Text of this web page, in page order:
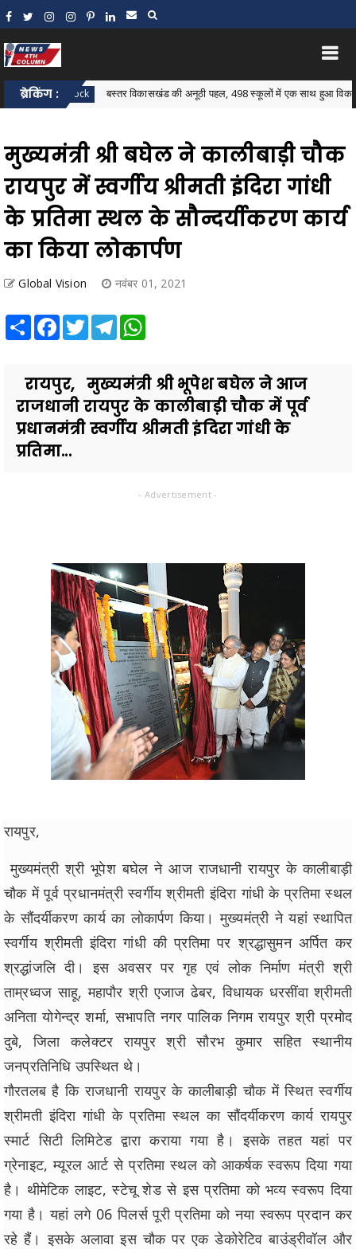
ब्रेकिंग :
Block बस्तर विकासखंड की अनूठी पहल, 498 स्कूलों में एक साथ हुआ विकासखंड स्तरीय
मुख्यमंत्री श्री बघेल ने कालीबाड़ी चौक
रायपुर में स्वर्गीय श्रीमती इंदिरा गांधी
के प्रतिमा स्थल के सौन्दर्यीकरण कार्य
का किया लोकार्पण
Global Vision नवंबर 01, 2021
Share Facebook
TwitterTelegram
रायपुर, मुख्यमंत्री श्री भूपेश बघेल ने आज
राजधानी रायपुर के कालीबाड़ी चौक में पूर्व
प्रधानमंत्री स्वर्गीय श्रीमती इंदिरा गांधी के
प्रतिमा...
- Advertisement -
रायपुर,
मुख्यमंत्री श्री भूपेश बघेल ने आज राजधानी रायपुर के कालीबाड़ी
चौक में पूर्व प्रधानमंत्री स्वर्गीय श्रीमती इंदिरा गांधी के प्रतिमा स्थल
के सौंदर्यीकरण कार्य का लोकार्पण किया। मुख्यमंत्री ने यहां स्थापित
स्वर्गीय श्रीमती इंदिरा गांधी की प्रतिमा पर श्रद्धासुमन अर्पित कर
श्रद्धांजलि दी। इस अवसर पर गृह एवं लोक निर्माण मंत्री श्री
ताम्रध्वज साहू, महापौर श्री एजाज ढेबर, विधायक धरसींवा श्रीमती
अनिता योगेन्द्र शर्मा, सभापति नगर पालिक निगम रायपुर श्री प्रमोद
दुबे, जिला कलेक्टर रायपुर श्री सौरभ कुमार सहित स्थानीय
जनप्रतिनिधि उपस्थित थे।
गौरतलब है कि राजधानी रायपुर के कालीबाड़ी चौक में स्थित स्वर्गीय
श्रीमती इंदिरा गांधी के प्रतिमा स्थल का सौंदर्यीकरण कार्य रायपुर
स्मार्ट सिटी लिमिटेड द्वारा कराया गया है। इसके तहत यहां पर
ग्रेनाइट, म्यूरल आर्ट से प्रतिमा स्थल को आकर्षक स्वरूप दिया गया
है। थीमेटिक लाइट, स्टेचू शेड से इस प्रतिमा को भव्य स्वरूप दिया
गया है। यहां लगे 06 पिलर्स पूरी प्रतिमा को नया स्वरूप प्रदान कर
रहे हैं। इसके अलावा इस चौक पर एक डेकोरेटिव बाउंड्रीवॉल और